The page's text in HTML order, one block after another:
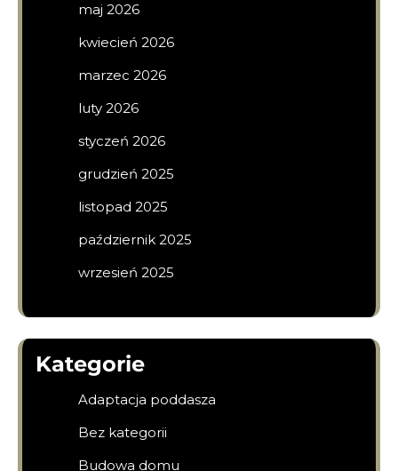
maj 2026
kwiecień 2026
marzec 2026
luty 2026
styczeń 2026
grudzień 2025
listopad 2025
październik 2025
wrzesień 2025
Kategorie
Adaptacja poddasza
Bez kategorii
Budowa domu